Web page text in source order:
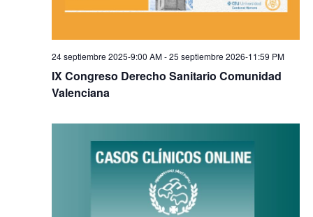
24 septiembre 2025-9:00 AM-25 septiembre 2026-11:59 PM
IX Congreso Derecho Sanitario Comunidad
Valenciana